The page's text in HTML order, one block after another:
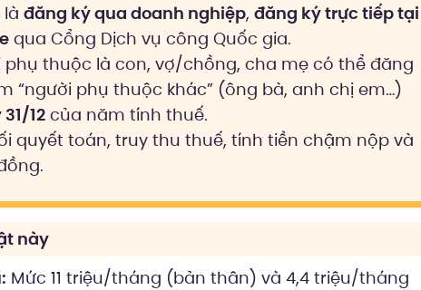
đăng ký qua doanh nghiệp, đăng ký trực tiếp tại
qua Cổng Dịch vụ công Quốc gia.
phụ thuộc là con, vợ/chồng, cha mẹ có thể đăng
“người phụ thuộc khác” (ông bà, anh chị em…)
12 của năm tính thuế.
quyết toán, truy thu thuế, tính tiền chậm nộp và
này
Mức 11 triệu/tháng (bản thân) và 4,4 triệu/tháng